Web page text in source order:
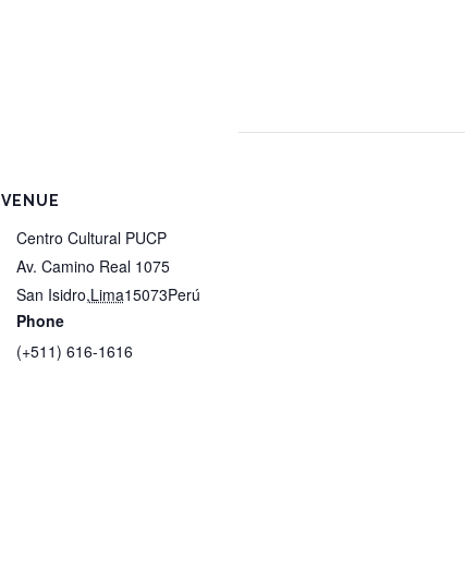
VENUE
Centro Cultural PUCP
Av. Camino Real 1075
San Isidro,Lima15073Perú
Phone
(+511) 616-1616